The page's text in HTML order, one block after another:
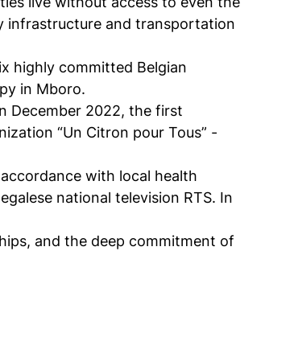
infrastructure and transportation
highly committed Belgian
in Mboro.
December 2022, the first
“Un Citron pour Tous” -
with local health
national television RTS. In
and the deep commitment of